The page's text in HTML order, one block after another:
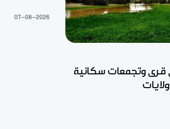
قرى وتجمعات سكانية
07-08-2026